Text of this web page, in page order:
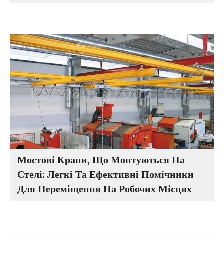
Мостові Крани, Що Монтуються На
Стелі: Легкі Та Ефективні Помічники
Для Переміщення На Робочих Місцях